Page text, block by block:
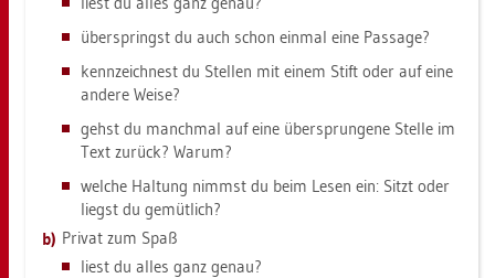
über­springst du auch schon ein­mal eine Pas­sa­ge?
kenn­zeich­nest du Stel­len mit einem Stift oder auf eine
an­de­re Weise?
gehst du manch­mal auf eine über­sprun­ge­ne Stel­le im
Text zu­rück? Warum?
wel­che Hal­tung nimmst du beim Lesen ein: Sitzt oder
liegst du ge­müt­lich?
Pri­vat zum Spaß
liest du alles ganz genau?